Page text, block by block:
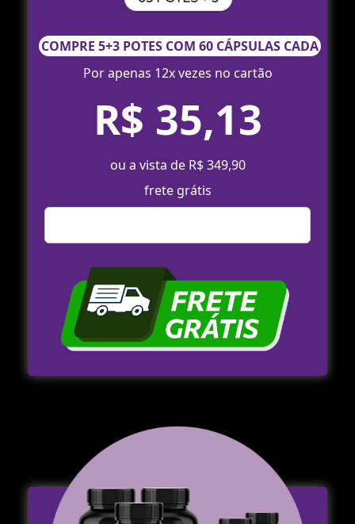
COMPRE 5+3 POTES COM 60 CÁPSULAS CADA
Por apenas 12x vezes no cartão
R$ 35,13
ou a vista de R$ 349,90
frete grátis